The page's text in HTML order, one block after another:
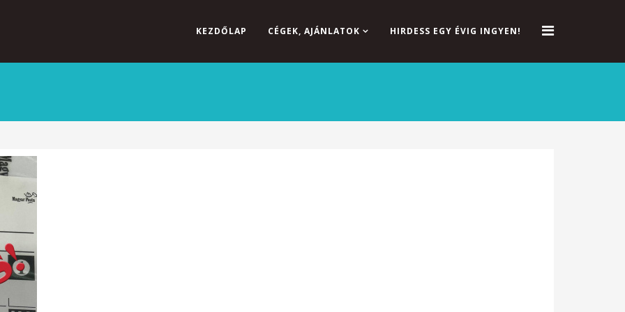
KEZDŐLAP CÉGEK, AJÁNLATOK HIRDESS EGY ÉVIG INGYEN!